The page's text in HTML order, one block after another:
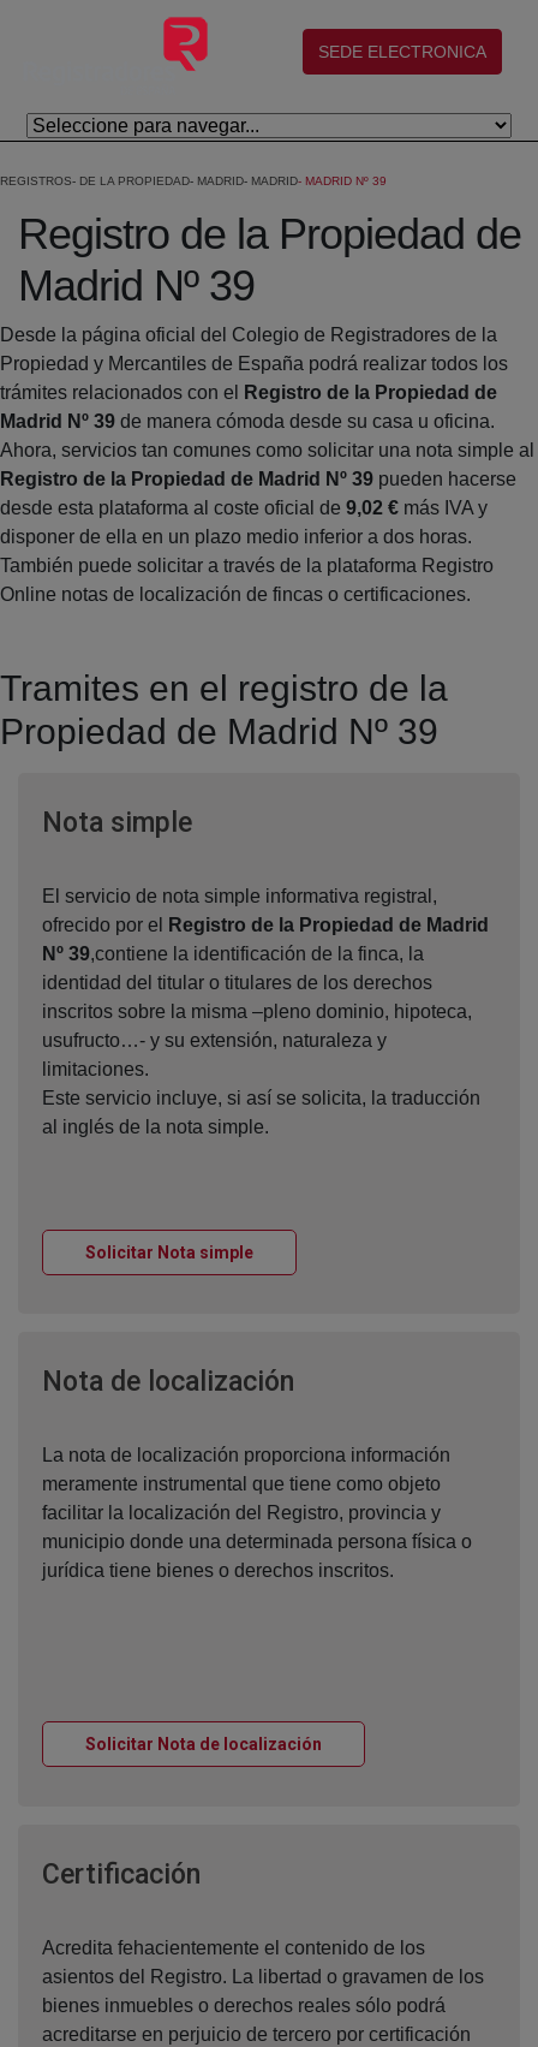
Salta al contingut principal
(abre en nueva ventana)
SEDE ELECTRONICA
REGISTROS DE LA PROPIEDAD MADRID MADRID MADRID Nº 39
Registro de la Propiedad de
Madrid Nº 39
Desde la página oficial del Colegio de Registradores de la
Propiedad y Mercantiles de España podrá realizar todos los
trámites relacionados con el
Registro de la Propiedad de
Madrid Nº 39 de manera cómoda desde su casa u oficina.
Ahora, servicios tan comunes como solicitar una nota simple al
Registro de la Propiedad de Madrid Nº 39 pueden hacerse
desde esta plataforma al coste oficial de 9,02 € más IVA y
disponer de ella en un plazo medio inferior a dos horas.
También puede solicitar a través de la plataforma Registro
Online notas de localización de fincas o certificaciones.
Tramites en el registro de la
Propiedad de Madrid Nº 39
Nota simpleVentana nueva
El servicio de nota simple informativa registral,
ofrecido por el
Registro de la Propiedad de Madrid
Nº 39,contiene la identificación de la finca, la
identidad del titular o titulares de los derechos
inscritos sobre la misma –pleno dominio, hipoteca,
usufructo…- y su extensión, naturaleza y
limitaciones.
Este servicio incluye, si así se solicita, la traducción
al inglés de la nota simple.
Solicitar Nota simpleVentana nueva
Nota de localización
La nota de localización proporciona información
meramente instrumental que tiene como objeto
facilitar la localización del Registro, provincia y
municipio donde una determinada persona física o
jurídica tiene bienes o derechos inscritos.
Solicitar Nota de localización
Certificación
Acredita fehacientemente el contenido de los
asientos del Registro. La libertad o gravamen de los
bienes inmuebles o derechos reales sólo podrá
acreditarse en perjuicio de tercero por certificación